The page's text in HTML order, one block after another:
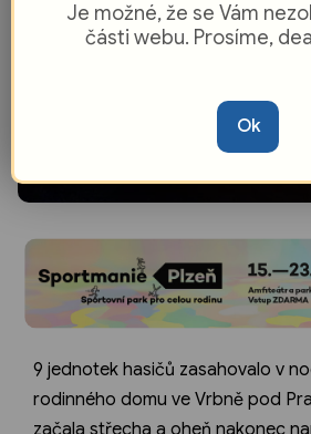
9 jednotek hasičů zasahovalo v
rodinného domu ve Vrbně pod
začala střecha a oheň nakonec
Je možné, že se Vám
části webu. Prosíme,
Ok